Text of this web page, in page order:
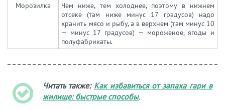
Морозилка
Чем ниже, тем холоднее, поэтому в нижнем
отсеке (там ниже минус 17 градусов) надо
хранить мясо и рыбу, а в верхнем (там минус 10
— минус 17 градусов) — мороженое, ягоды и
полуфабрикаты.
Читать также: Как избавиться от запаха гари в
жилище: быстрые способы.